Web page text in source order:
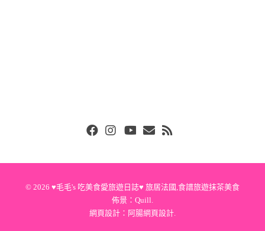
© 2026 ♥毛毛's 吃美食愛旅遊日誌♥ 旅居法國,食譜旅遊抹茶美食
佈景： Quill
網頁設計： 阿腸網頁設計